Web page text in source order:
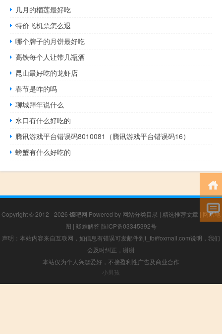
几月的榴莲最好吃
特价飞机票怎么退
哪个牌子的月饼最好吃
高铁每个人让带几瓶酒
昆山最好吃的龙虾店
春节是咋的吗
聊城拜年说什么
水口有什么好吃的
腾讯游戏平台错误码8010081（腾讯游戏平台错误码16）
螃蟹有什么好吃的
Copyright © 2012 - 2026 饭吧网 Powered by 网站分类目录 | 精选推荐文章 | 网站地
图 | 疑难解答 陕ICP备03345392号
声明：本站内容来自互联网，如信息有错误可发邮件到f_fb#foxmail.com说明，我们
会及时纠正，谢谢
本站仅为个人兴趣爱好，不接盈利性广告及商业合作
小男孩